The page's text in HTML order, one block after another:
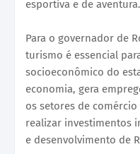
esportiva e de aventura.
Para o governador de
turismo é essencial
socioeconômico do
economia, gera
os setores de
realizar investimentos
e desenvolvimento de